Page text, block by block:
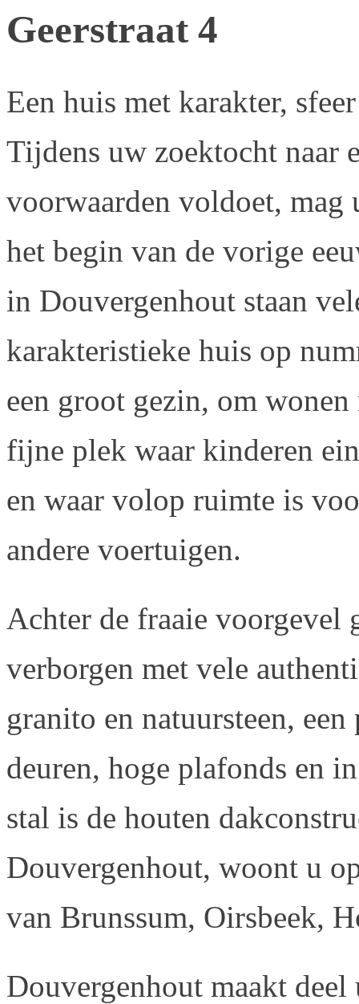
Geerstraat 4
Een huis met karakter,
Tijdens uw zoektocht naar
voorwaarden voldoet,
het begin van de vorige
in Douvergenhout staan
karakteristieke huis op
een groot gezin, om
fijne plek waar kinderen
en waar volop ruimte is
andere voertuigen.
Achter de fraaie voorgevel
verborgen met vele
granito en natuursteen,
deuren, hoge plafonds en
stal is de houten
Douvergenhout, woont u
van Brunssum, Oirsbeek,
Douvergenhout maakt